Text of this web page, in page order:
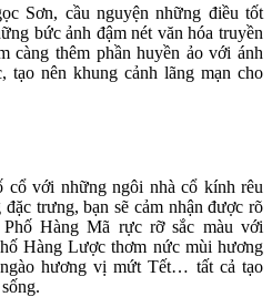
Sơn, cầu nguyện những điều tốt
bức ảnh đậm nét văn hóa truyền
càng thêm phần huyền ảo với ánh
tạo nên khung cảnh lãng mạn cho
cổ với những ngôi nhà cổ kính rêu
trưng, bạn sẽ cảm nhận được rõ
Hàng Mã rực rỡ sắc màu với
Hàng Lược thơm nức mùi hương
hương vị mứt Tết… tất cả tạo